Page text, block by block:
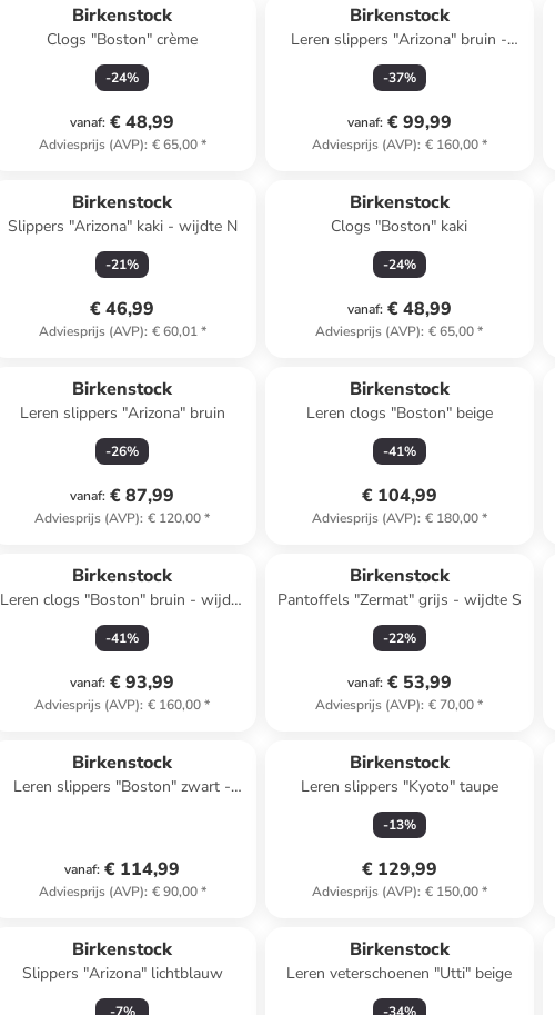
Birkenstock
Clogs "Boston" crème
-24%
vanaf: € 48,99
Adviesprijs (AVP): € 65,00*
Birkenstock
Leren slippers "Arizona" bruin -
wijdte S
-37%
vanaf: € 99,99
Adviesprijs (AVP): € 160,00*
Birkenstock
Slippers "Arizona" kaki - wijdte N
-21%
€ 46,99
Adviesprijs (AVP): € 60,01*
Birkenstock
Clogs "Boston" kaki
-24%
vanaf: € 48,99
Adviesprijs (AVP): € 65,00*
Birkenstock
Leren slippers "Arizona" bruin
-26%
vanaf: € 87,99
Adviesprijs (AVP): € 120,00*
Birkenstock
Leren clogs "Boston" beige
-41%
€ 104,99
Adviesprijs (AVP): € 180,00*
Birkenstock
Leren clogs "Boston" bruin - wijdte
S
-41%
vanaf: € 93,99
Adviesprijs (AVP): € 160,00*
Birkenstock
Pantoffels "Zermat" grijs - wijdte S
-22%
vanaf: € 53,99
Adviesprijs (AVP): € 70,00*
Birkenstock
Leren slippers "Boston" zwart -
vanaf: € 114,99
Adviesprijs (AVP): € 90,00*
Birkenstock
Leren slippers "Kyoto" taupe
-13%
€ 129,99
Adviesprijs (AVP): € 150,00*
Birkenstock
Slippers "Arizona" lichtblauw
Birkenstock
Leren veterschoenen "Utti" beige